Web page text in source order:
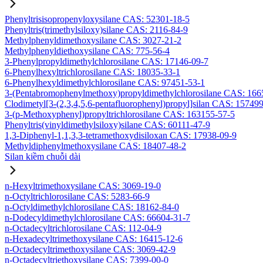
Phenyltrisisopropenyloxysilane CAS: 52301-18-5
Phenyltris(trimethylsiloxy)silane CAS: 2116-84-9
Methylphenyldimethoxysilane CAS: 3027-21-2
Methylphenyldiethoxysilane CAS: 775-56-4
3-Phenylpropyldimethylchlorosilane CAS: 17146-09-7
6-Phenylhexyltrichlorosilane CAS: 18035-33-1
6-Phenylhexyldimethylchlorosilane CAS: 97451-53-1
3-(Pentabromophenylmethoxy)propyldimethylchlorosilane CAS:
Clodimetyl[3-(2,3,4,5,6-pentafluorophenyl)propyl]silan CAS:
3-(p-Methoxyphenyl)propyltrichlorosilane CAS: 163155-57-5
Phenyltris(vinyldimethylsiloxy)silane CAS: 60111-47-9
1,3-Diphenyl-1,1,3,3-tetramethoxydisiloxan CAS: 17938-09-9
Methyldiphenylmethoxysilane CAS: 18407-48-2
Silan kiềm chuỗi dài
n-Hexyltrimethoxysilane CAS: 3069-19-0
n-Octyltrichlorosilane CAS: 5283-66-9
n-Octyldimethylchlorosilane CAS: 18162-84-0
n-Dodecyldimethylchlorosilane CAS: 66604-31-7
n-Octadecyltrichlorosilane CAS: 112-04-9
n-Hexadecyltrimethoxysilane CAS: 16415-12-6
n-Octadecyltrimethoxysilane CAS: 3069-42-9
n-Octadecyltriethoxysilane CAS: 7399-00-0